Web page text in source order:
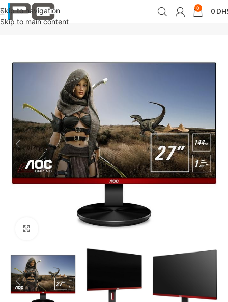
Skip to navigation
Skip to main content
0 0
Accueil périphériques